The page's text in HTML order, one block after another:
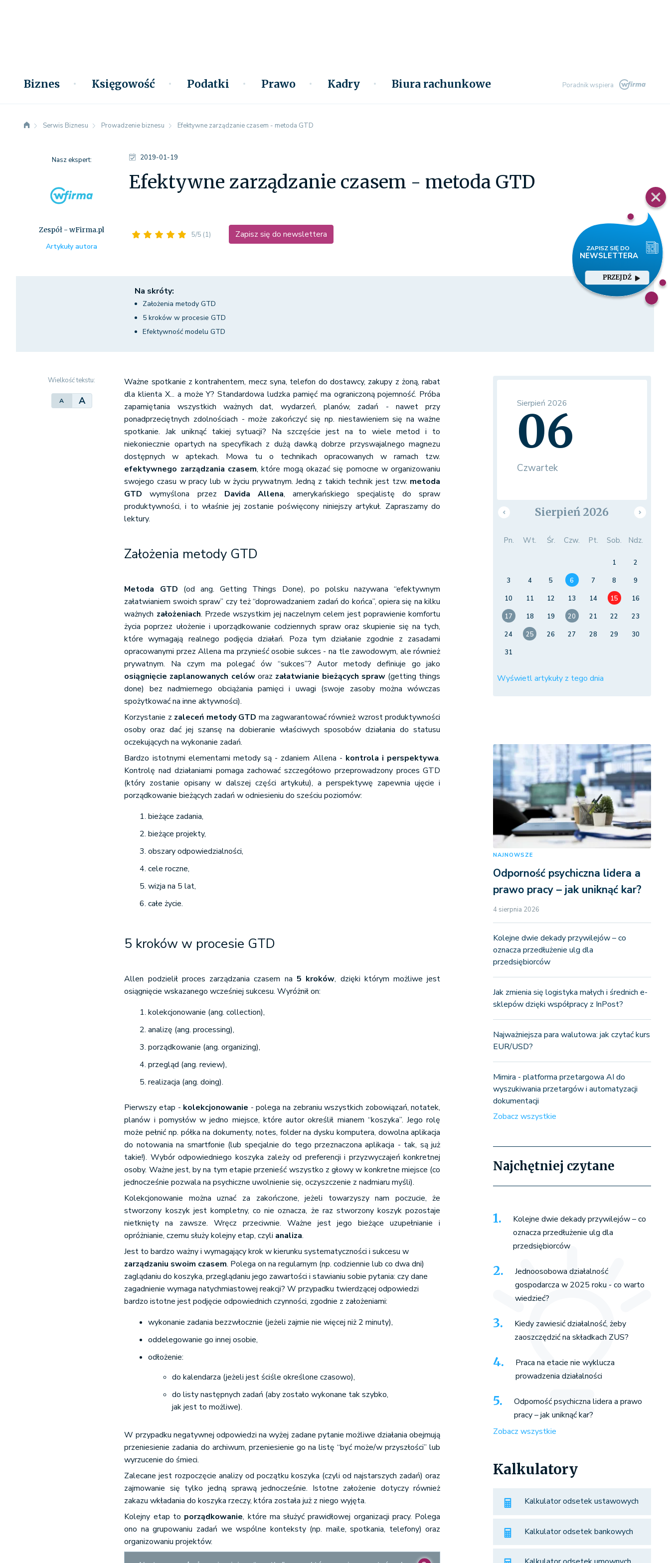
Biznes Księgowość Podatki Prawo Kadry Biura rachunkowe Poradnik wspiera
PRZEJDŹ
Serwis Biznesu Prowadzenie biznesu Efektywne zarządzanie czasem - metoda GTD
2019-01-19
Efektywne zarządzanie czasem - metoda GTD
5/5 (1) Zapisz się do newslettera
Nasz ekspert:
Zespół - wFirma.pl
Artykuły autora
Na skróty:
Założenia metody GTD
5 kroków w procesie GTD
Efektywność modelu GTD
Wielkość tekstu:
A A
Ważne spotkanie z kontrahentem, mecz syna, telefon do dostawcy, zakupy z żoną, rabat
dla klienta X... a może Y? Standardowa ludzka pamięć ma ograniczoną pojemność. Próba
zapamiętania wszystkich ważnych dat, wydarzeń, planów, zadań - nawet przy
ponadprzeciętnych zdolnościach - może zakończyć się np. niestawieniem się na ważne
spotkanie. Jak uniknąć takiej sytuacji? Na szczęście jest na to wiele metod i to
niekoniecznie opartych na specyfikach z dużą dawką dobrze przyswajalnego magnezu
dostępnych w aptekach. Mowa tu o technikach opracowanych w ramach tzw.
efektywnego zarządzania czasem, które mogą okazać się pomocne w organizowaniu
swojego czasu w pracy lub w życiu prywatnym. Jedną z takich technik jest tzw. metoda
GTD wymyślona przez Davida Allena, amerykańskiego specjalistę do spraw
produktywności, i to właśnie jej zostanie poświęcony niniejszy artykuł. Zapraszamy do
lektury.
Założenia metody GTD
Metoda GTD (od ang. Getting Things Done), po polsku nazywana “efektywnym
załatwianiem swoich spraw” czy też “doprowadzaniem zadań do końca”, opiera się na kilku
ważnych założeniach. Przede wszystkim jej naczelnym celem jest poprawienie komfortu
życia poprzez ułożenie i uporządkowanie codziennych spraw oraz skupienie się na tych,
które wymagają realnego podjęcia działań. Poza tym działanie zgodnie z zasadami
opracowanymi przez Allena ma przynieść osobie sukces - na tle zawodowym, ale również
prywatnym. Na czym ma polegać ów “sukces”? Autor metody definiuje go jako
osiągnięcie zaplanowanych celóworaz załatwianie bieżących spraw (getting things
done) bez nadmiernego obciążania pamięci i uwagi (swoje zasoby można wówczas
spożytkować na inne aktywności).
Korzystanie z zaleceń metody GTD ma zagwarantować również wzrost produktywności
osoby oraz dać jej szansę na dobieranie właściwych sposobów działania do statusu
oczekujących na wykonanie zadań.
Bardzo istotnymi elementami metody są - zdaniem Allena - kontrola i perspektywa.
Kontrolę nad działaniami pomaga zachować szczegółowo przeprowadzony proces GTD
(który zostanie opisany w dalszej części artykułu), a perspektywę zapewnia ujęcie i
porządkowanie bieżących zadań w odniesieniu do sześciu poziomów:
bieżące zadania,
bieżące projekty,
obszary odpowiedzialności,
cele roczne,
wizja na 5 lat,
całe życie.
5 kroków w procesie GTD
Allen podzielił proces zarządzania czasem na 5 kroków, dzięki którym możliwe jest
osiągnięcie wskazanego wcześniej sukcesu. Wyróżnił on:
kolekcjonowanie (ang. collection),
analizę (ang. processing),
porządkowanie (ang. organizing),
przegląd (ang. review),
realizacja (ang. doing).
Pierwszy etap - kolekcjonowanie - polega na zebraniu wszystkich zobowiązań, notatek,
planów i pomysłów w jedno miejsce, które autor określił mianem “koszyka”. Jego rolę
może pełnić np. półka na dokumenty, notes, folder na dysku komputera, dowolna aplikacja
do notowania na smartfonie (lub specjalnie do tego przeznaczona aplikacja - tak, są już
takie!). Wybór odpowiedniego koszyka zależy od preferencji i przyzwyczajeń konkretnej
osoby. Ważne jest, by na tym etapie przenieść wszystko z głowy w konkretne miejsce (co
jednocześnie pozwala na psychiczne uwolnienie się, oczyszczenie z nadmiaru myśli).
Kolekcjonowanie można uznać za zakończone, jeżeli towarzyszy nam poczucie, że
stworzony koszyk jest kompletny, co nie oznacza, że raz stworzony koszyk pozostaje
nietknięty na zawsze. Wręcz przeciwnie. Ważne jest jego bieżące uzupełnianie i
opróżnianie, czemu służy kolejny etap, czyli analiza.
Jest to bardzo ważny i wymagający krok w kierunku systematyczności i sukcesu w
zarządzaniu swoim czasem. Polega on na regularnym (np. codziennie lub co dwa dni)
zaglądaniu do koszyka, przeglądaniu jego zawartości i stawianiu sobie pytania: czy dane
zagadnienie wymaga natychmiastowej reakcji? W przypadku twierdzącej odpowiedzi
bardzo istotne jest podjęcie odpowiednich czynności, zgodnie z założeniami:
wykonanie zadania bezzwłocznie (jeżeli zajmie nie więcej niż 2 minuty),
oddelegowanie go innej osobie,
odłożenie:
do kalendarza (jeżeli jest ściśle określone czasowo),
do listy następnych zadań (aby zostało wykonane tak szybko,
jak jest to możliwe).
W przypadku negatywnej odpowiedzi na wyżej zadane pytanie możliwe działania obejmują
przeniesienie zadania do archiwum, przeniesienie go na listę “być może/w przyszłości” lub
wyrzucenie do śmieci.
Zalecane jest rozpoczęcie analizy od początku koszyka (czyli od najstarszych zadań) oraz
zajmowanie się tylko jedną sprawą jednocześnie. Istotne założenie dotyczy również
zakazu wkładania do koszyka rzeczy, która została już z niego wyjęta.
Kolejny etap to porządkowanie, które ma służyć prawidłowej organizacji pracy. Polega
ono na grupowaniu zadań we wspólne konteksty (np. maile, spotkania, telefony) oraz
organizowaniu projektów.
Sierpień 2026
06
Czwartek
Sierpień 2026
Pn. Wt. Śr. Czw. Pt. Sob. Ndz.
1
2
3
4 5 6 7 8
9
10
11 12 13 14 15
16
17
18 19 20 21 22
23
24
25 26 27 28 29
30
31
Wyświetl artykuły z tego dnia
NAJNOWSZE
Odporność psychiczna lidera a
prawo pracy – jak uniknąć kar?
4 sierpnia 2026
Kolejne dwie dekady przywilejów – co
oznacza przedłużenie ulg dla
przedsiębiorców
Jak zmienia się logistyka małych i średnich e-
sklepów dzięki współpracy z InPost?
Najważniejsza para walutowa: jak czytać kurs
EUR/USD?
Mimira - platforma przetargowa AI do
wyszukiwania przetargów i automatyzacji
dokumentacji
Zobacz wszystkie
Najchętniej czytane
Kolejne dwie dekady przywilejów – co
oznacza przedłużenie ulg dla
przedsiębiorców
Jednoosobowa działalność
gospodarcza w 2025 roku - co warto
wiedzieć?
Kiedy zawiesić działalność, żeby
zaoszczędzić na składkach ZUS?
Praca na etacie nie wyklucza
prowadzenia działalności
Odporność psychiczna lidera a prawo
pracy – jak uniknąć kar?
Zobacz wszystkie
Kalkulatory
Kalkulator odsetek ustawowych
Kalkulator odsetek bankowych